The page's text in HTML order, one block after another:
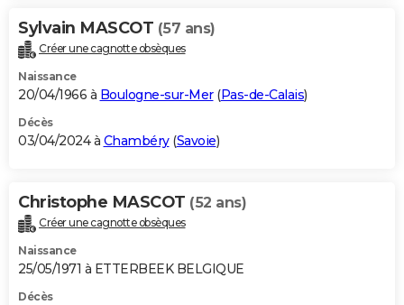
Sylvain MASCOT (57 ans)
Créer une cagnotte obsèques
Naissance
20/04/1966 à Boulogne-sur-Mer(Pas-de-Calais)
Décès
03/04/2024 à Chambéry(Savoie)
Christophe MASCOT (52 ans)
Créer une cagnotte obsèques
Naissance
25/05/1971 à ETTERBEEK BELGIQUE
Décès